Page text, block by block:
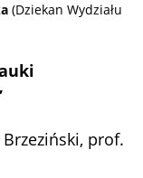
(Dziekan Wydziału
prof.